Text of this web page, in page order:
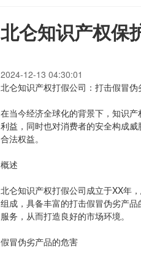
北仑知识产权保
2024-12-13 04:30:01
北仑知识产权打假公司：打击假冒伪
在当今经济全球化的背景下，知识
利益，同时也对消费者的安全构成
合法权益。
概述
北仑知识产权打假公司成立于XX年
组成，具备丰富的打击假冒伪劣产
服务，从而打造良好的市场环境。
假冒伪劣产品的危害